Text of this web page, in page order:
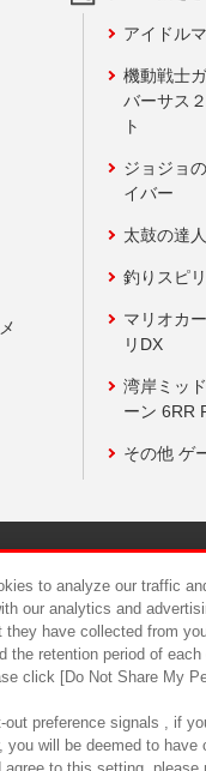
アイドル
機動戦士
バーサス
ト
ジョジョ
イバー
太鼓の達人
釣りスピ
マリオカ
リDX
湾岸ミッ
ーン 6RR
その他 ゲ
食品のご提供に
to analyze our traffic
our analytics and
have collected from
the retention period of
click [Do Not Share My
preference signals , if
will be deemed to